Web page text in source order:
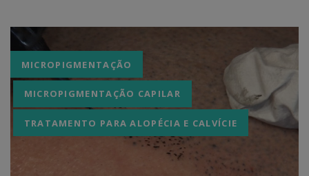
Tags
MICROPIGMENTAÇÃO
MICROPIGMENTAÇÃO CAPILAR
TRATAMENTO PARA ALOPÉCIA E CALVÍCIE